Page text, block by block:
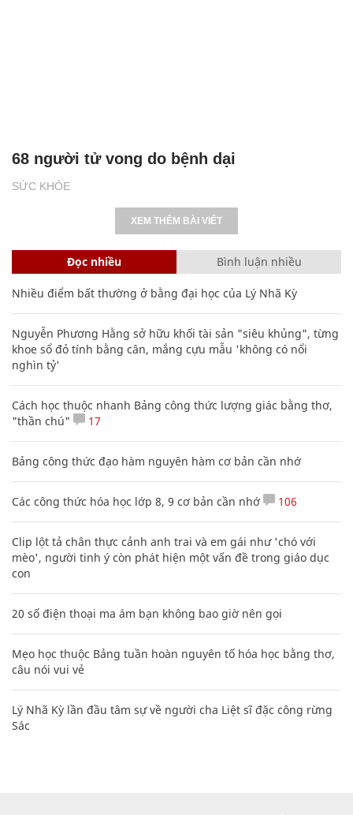
SỨC KHỎE
68 người tử vong do bệnh dại
XEM THÊM BÀI VIẾT
Đọc nhiều Bình luận nhiều
Nhiều điểm bất thường ở bằng đại học của Lý Nhã Kỳ
Nguyễn Phương Hằng sở hữu khối tài sản "siêu khủng", từng
khoe sổ đỏ tính bằng cân, mắng cựu mẫu 'không có nổi
nghìn tỷ'
Cách học thuộc nhanh Bảng công thức lượng giác bằng thơ,
"thần chú"
17
Bảng công thức đạo hàm nguyên hàm cơ bản cần nhớ
Các công thức hóa học lớp 8, 9 cơ bản cần nhớ 106
Clip lột tả chân thực cảnh anh trai và em gái như 'chó với
mèo', người tinh ý còn phát hiện một vấn đề trong giáo dục
con
20 số điện thoại ma ám bạn không bao giờ nên gọi
Mẹo học thuộc Bảng tuần hoàn nguyên tố hóa học bằng thơ,
câu nói vui vẻ
Lý Nhã Kỳ lần đầu tâm sự về người cha Liệt sĩ đặc công rừng
Sác